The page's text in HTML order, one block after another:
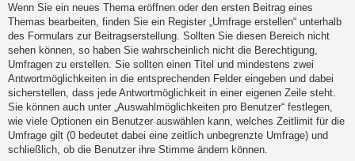
Wenn Sie ein neues Thema eröffnen oder den ersten Beitrag eines
Themas bearbeiten, finden Sie ein Register „Umfrage erstellen“ unterhalb
des Formulars zur Beitragserstellung. Sollten Sie diesen Bereich nicht
sehen können, so haben Sie wahrscheinlich nicht die Berechtigung,
Umfragen zu erstellen. Sie sollten einen Titel und mindestens zwei
Antwortmöglichkeiten in die entsprechenden Felder eingeben und dabei
sicherstellen, dass jede Antwortmöglichkeit in einer eigenen Zeile steht.
Sie können auch unter „Auswahlmöglichkeiten pro Benutzer“ festlegen,
wie viele Optionen ein Benutzer auswählen kann, welches Zeitlimit für die
Umfrage gilt (0 bedeutet dabei eine zeitlich unbegrenzte Umfrage) und
schließlich, ob die Benutzer ihre Stimme ändern können.